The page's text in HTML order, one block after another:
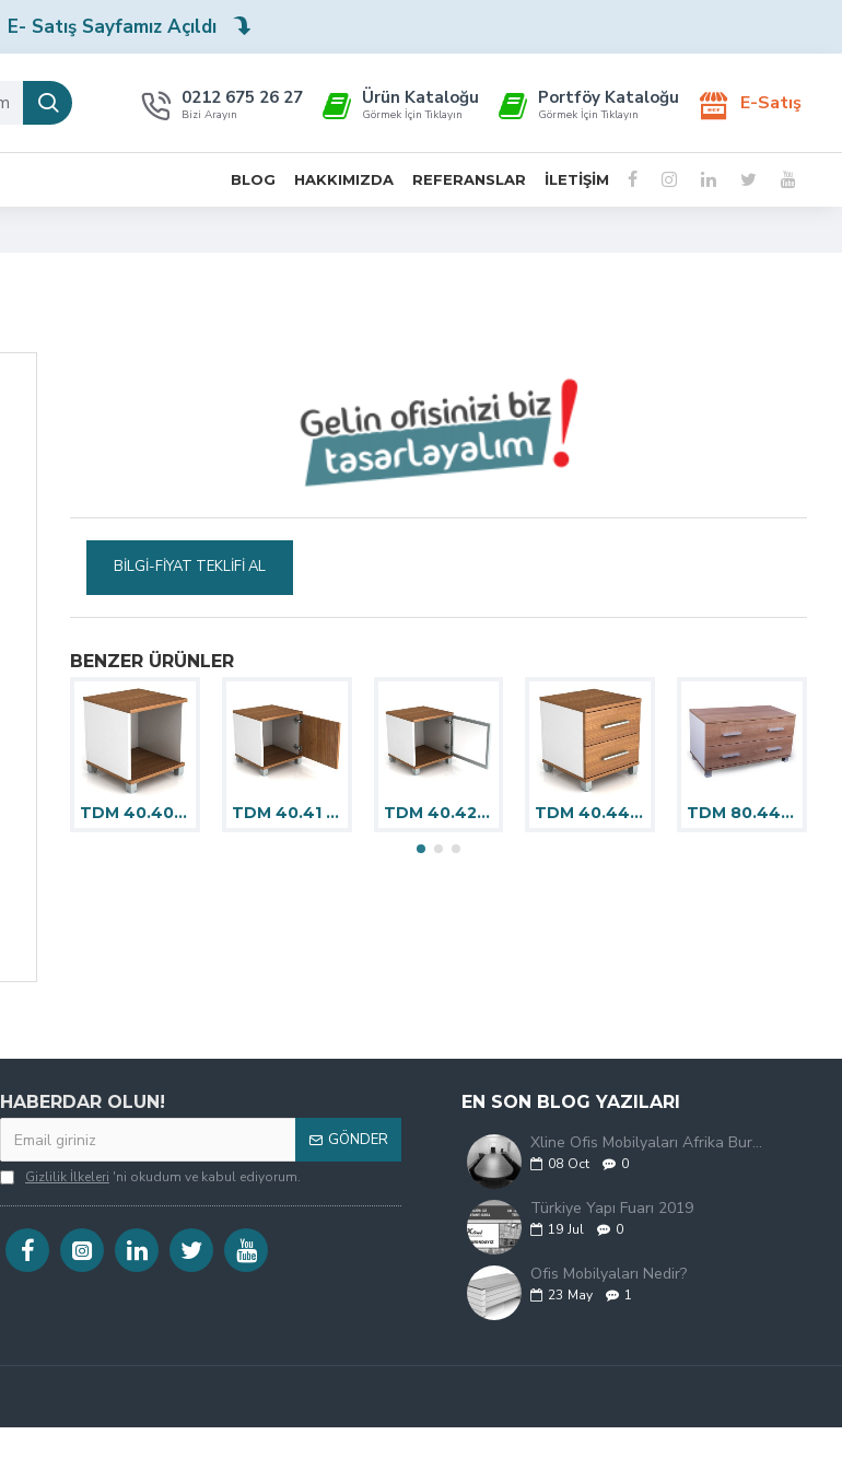
E- Satış Sayfamız Açıldı
0212 675 26 27
Bizi Arayın
Ürün Kataloğu
Görmek İçin Tıklayın
Portföy Kataloğu
Görmek İçin Tıklayın E-Satış
BLOG HAKKIMIZDA REFERANSLAR İLETIŞIM
BILGI-FIYAT TEKLIFI AL
BENZER ÜRÜNLER
TDM 40.40 Dolap TDM 40.41 Dolap TDM 40.42 Dolap TDM 40.44 Dolap TDM 80.44 Dolap
HABERDAR OLUN!
GÖNDER
Gizlilik İlkeleri 'ni okudum ve kabul ediyorum.
EN SON BLOG YAZILARI
Xline Ofis Mobilyaları Afrika Burkina Faso'da
08 Oct 0
Türkiye Yapı Fuarı 2019
19 Jul 0
Ofis Mobilyaları Nedir?
23 May 1